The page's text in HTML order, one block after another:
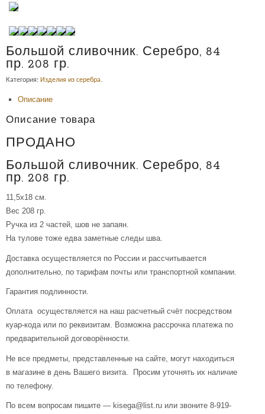
Большой сливочник. Серебро, 84
пр. 208 гр.
Категория: Изделия из серебра.
Описание
Описание товара
ПРОДАНО
Большой сливочник. Серебро, 84
пр. 208 гр.
11,5х18 см.
Вес 208 гр.
Ручка из 2 частей, шов не запаян.
На тулове тоже едва заметные следы шва.
Доставка осуществляется по России и рассчитывается
дополнительно, по тарифам почты или транспортной компании.
Гарантия подлинности.
Оплата осуществляется на наш расчетный счёт посредством
куар-кода или по реквизитам. Возможна рассрочка платежа по
предварительной договорённости.
Не все предметы, представленные на сайте, могут находиться
в магазине в день Вашего визита. Просим уточнять их наличие
по телефону.
По всем вопросам пишите — kisega@list.ru или звоните 8-919-